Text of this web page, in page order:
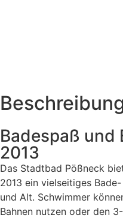
Badespaß und
2013
Das Stadtbad Pößneck
2013 ein vielseitiges
und Alt. Schwimmer
Bahnen nutzen oder den